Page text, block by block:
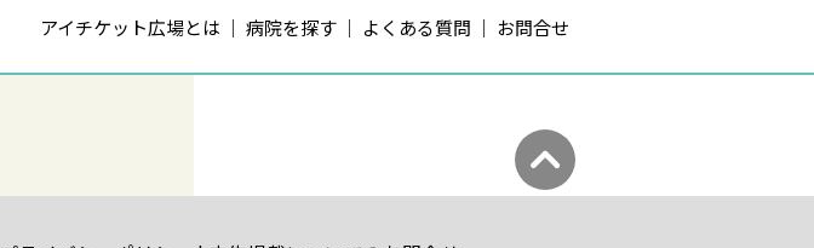
アイチケット広場とは 病院を探す よくある質問 お問合せ